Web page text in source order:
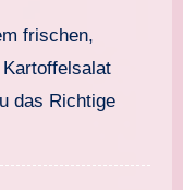
das Richtige